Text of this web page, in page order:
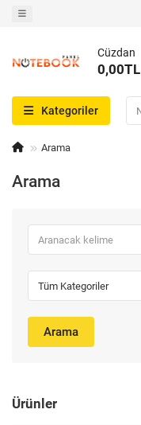
Cüzdan
0,00TL
Kategoriler
Arama
Arama
Arama
Ürünler